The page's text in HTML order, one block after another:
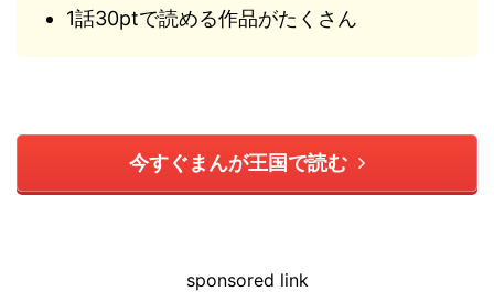
1話30ptで読める作品がたくさん
今すぐまんが王国で読む
sponsored link